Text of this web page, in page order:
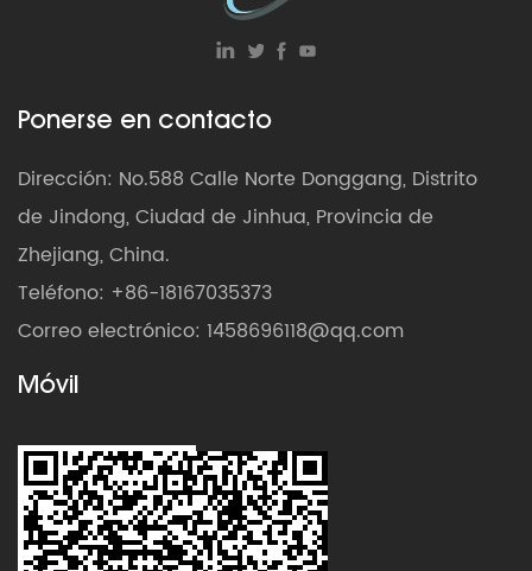
Ponerse en contacto
Dirección: No.588 Calle Norte Donggang, Distrito
de Jindong, Ciudad de Jinhua, Provincia de
Zhejiang, China.
Teléfono: +86-18167035373
Correo electrónico: 1458696118@qq.com
Móvil